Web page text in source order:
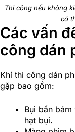
Thi công nếu không
có
Các vấn
công dán
Khí thi công dán
gặp bao gồm:
Bụi bẩn
hạt bụi.